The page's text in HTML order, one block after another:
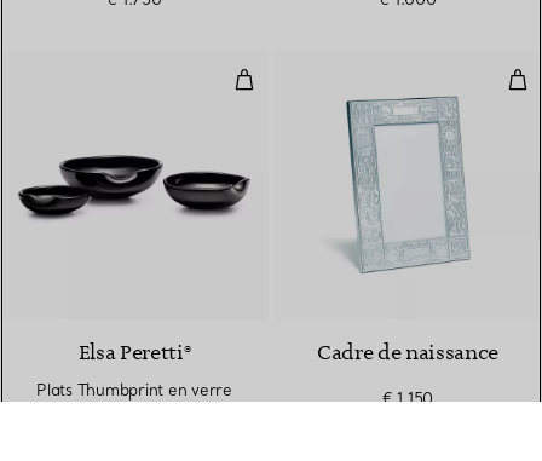
Plats Thumbprint en verre de
Elsa Peretti®
Plats Thumbprint en verre
Cadre de naissance
€ 1.150